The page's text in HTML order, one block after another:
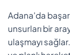
Adana'da
unsurları bir
ulaşmayı